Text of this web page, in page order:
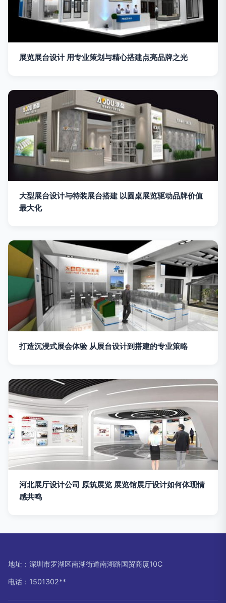
展览展台设计 用专业策划与精心搭建点亮品牌之光
大型展台设计与特装展台搭建 以圆桌展览驱动品牌价值
最大化
打造沉浸式展会体验 从展台设计到搭建的专业策略
河北展厅设计公司 原筑展览 展览馆展厅设计如何体现情
感共鸣
地址：深圳市罗湖区南湖街道南湖路国贸商厦10C
电话：1501302**